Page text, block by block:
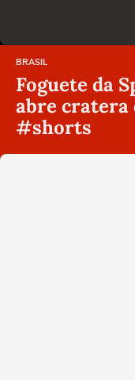
BRASIL
Foguete da
abre cratera
#shorts